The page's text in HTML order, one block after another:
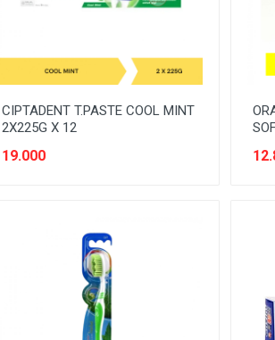
PROTECTIVE WEAR
SAYURAN
SEREAL & SARAPAN
Tanpa Kategori
TEMPAT PENYIMPANAN
TISSUE & KAPAS
CIPTADENT T.PASTE COOL MINT
2X225G X 12
19.000